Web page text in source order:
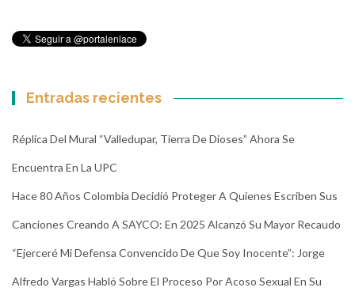
Entradas recientes
Réplica Del Mural “Valledupar, Tierra De Dioses” Ahora Se
Encuentra En La UPC
Hace 80 Años Colombia Decidió Proteger A Quienes Escriben Sus
Canciones Creando A SAYCO: En 2025 Alcanzó Su Mayor Recaudo
“Ejerceré Mi Defensa Convencido De Que Soy Inocente”: Jorge
Alfredo Vargas Habló Sobre El Proceso Por Acoso Sexual En Su